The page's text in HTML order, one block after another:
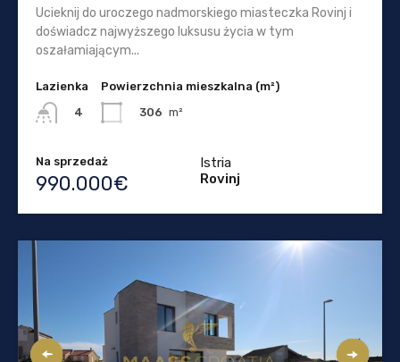
Ucieknij do uroczego nadmorskiego miasteczka Rovinj i
doświadcz najwyższego luksusu życia w tym
oszałamiającym...
Lazienka
4
Powierzchnia mieszkalna (m²)
306 m²
Na sprzedaż
990.000€
Istria
Rovinj